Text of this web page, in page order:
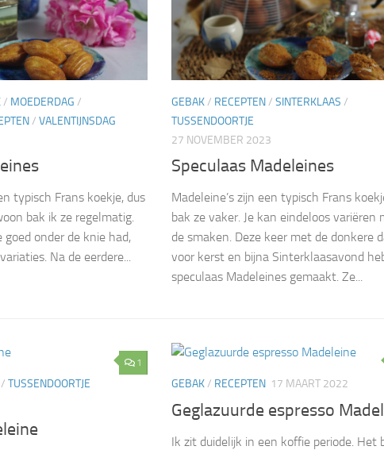
/ MOEDERDAG /
/ VALENTIJNSDAG
typisch Frans koekje, dus
bak ik ze regelmatig.
onder de knie had,
Na de eerdere...
GEBAK/ RECEPTEN/ SINTERKLAAS /
TUSSENDOORTJE
27 NOVEMBER 2023
Speculaas Madeleines
Madeleine’s zijn een typisch Frans
bak ze vaker. Je kan eindeloos variëren
de smaken. Deze keer met de donkere
voor kerst en bijna Sinterklaasavond
speculaas Madeleines gemaakt. Ze...
1
/ TUSSENDOORTJE
GEBAK/ RECEPTEN 17 MAART 2022
Geglazuurde espresso
Ik zit duidelijk in een koffie periode. Het